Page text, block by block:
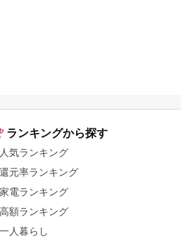
ランキングから探す
人気ランキング
還元率ランキング
家電ランキング
高額ランキング
一人暮らし